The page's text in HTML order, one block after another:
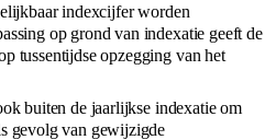
indexcijfer worden
op grond van indexatie geeft de
tussentijdse opzegging van het
buiten de jaarlijkse indexatie om
gevolg van gewijzigde